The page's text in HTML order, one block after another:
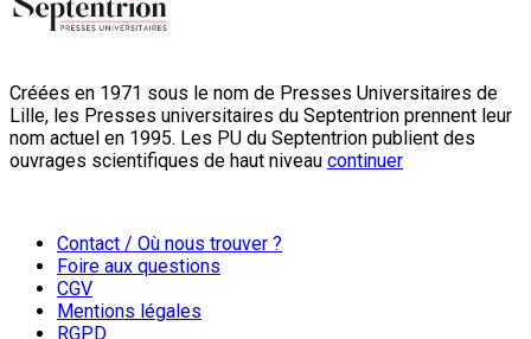
Créées en 1971 sous le nom de Presses Universitaires de
Lille, les Presses universitaires du Septentrion prennent leur
nom actuel en 1995. Les PU du Septentrion publient des
ouvrages scientifiques de haut niveau continuer
Contact / Où nous trouver ?
Foire aux questions
CGV
Mentions légales
RGPD